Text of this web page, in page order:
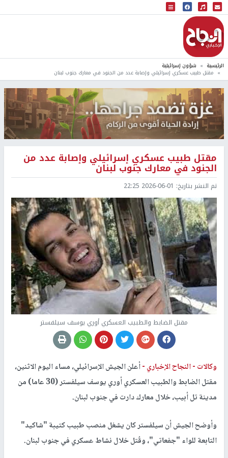
البث المباشر
إذاعة النجاح
الرئيسية شؤون إسرائيلية
مقتل طبيب عسكري إسرائيلي وإصابة عدد من الجنود في معارك جنوب لبنان
مقتل طبيب عسكري إسرائيلي وإصابة عدد من
الجنود في معارك جنوب لبنان
تم النشر بتاريخ: 2026-06-01 22:25
مقتل الضابط والطبيب العسكري أوري يوسف سيلفستر
وكالات -النجاح الإخباري -أعلن الجيش الإسرائيلي، مساء اليوم الاثنين،
مقتل الضابط والطبيب العسكري أوري يوسف سيلفستر (30 عاما) من
مدينة تل أبيب، خلال معارك دارت في جنوب لبنان.
وأوضح الجيش أن سيلفستر كان يشغل منصب طبيب كتيبة "شاكيد"
التابعة للواء "جفعاتي"، وقُتل خلال نشاط عسكري في جنوب لبنان.